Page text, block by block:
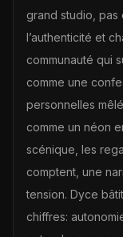
grand studio,
l’authenticité et
communauté qui
comme une
personnelles
comme un néon
scénique, les
comptent, une
tension. Dyce
chiffres: